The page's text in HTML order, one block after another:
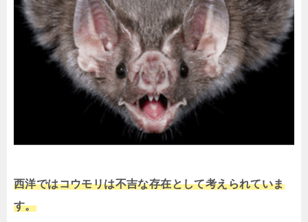
西洋ではコウモリは不吉な存在として考えられていま
す。